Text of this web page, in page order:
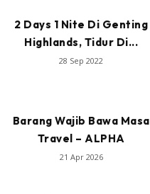
2 Days 1 Nite Di Genting
Highlands, Tidur Di...
28 Sep 2022
Barang Wajib Bawa Masa
Travel – ALPHA
21 Apr 2026